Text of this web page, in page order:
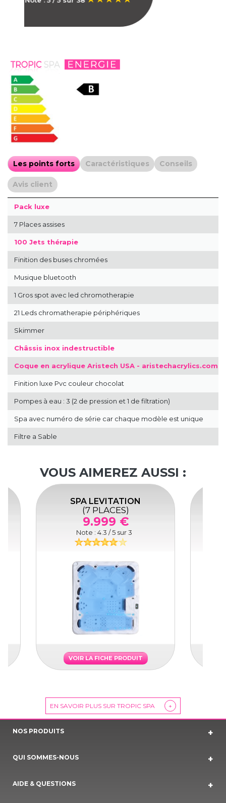
Les points forts Caractéristiques
Avis client
Pack luxe
100 Jets thérapie
Finition des buses chromées
Musique bluetooth
VOUS AIMEREZ AUSSI :
SPA LEVITATION
9.999 €
VOIR LA FICHE PRODUIT
EN SAVOIR PLUS SUR TROPIC SPA
NOS PRODUITS
AIDE & QUESTIONS
NOS SERVICES
CONTACT